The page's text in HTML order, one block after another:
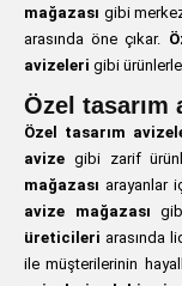
mağazası gibi
arasında öne çıkar.
avizeleri gibi
Özel tasarım
Özel tasarım
avize gibi zarif
mağazası arayanlar
avize mağazası
üreticileri arasında
ile müşterilerinin